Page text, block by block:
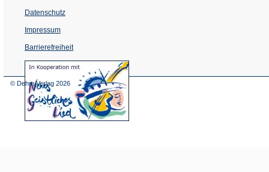
Datenschutz
Impressum
Barrierefreiheit
(Öffnet
in
© Dehm Verlag 2026